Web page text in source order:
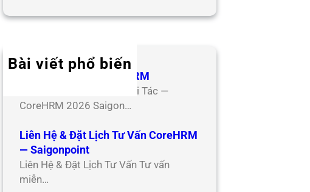
Bài viết phổ biến
Hợp Tác Đối Tác CoreHRM
Chương Trình Hợp Tác Đối Tác —
CoreHRM 2026 Saigon…
Liên Hệ & Đặt Lịch Tư Vấn CoreHRM
— Saigonpoint
Liên Hệ & Đặt Lịch Tư Vấn Tư vấn
miễn…